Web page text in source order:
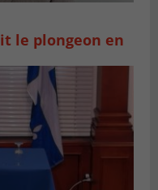
le plongeon en